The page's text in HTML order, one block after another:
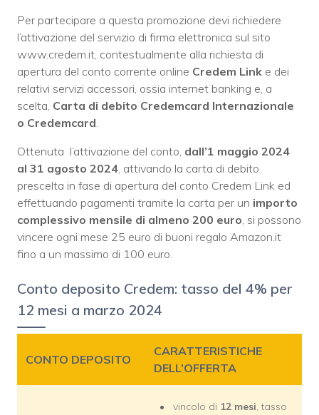
Per partecipare a questa promozione devi richiedere
l’attivazione del servizio di firma elettronica sul sito
www.credem.it, contestualmente alla richiesta di
apertura del conto corrente online Credem Link e dei
relativi servizi accessori, ossia internet banking e, a
scelta, Carta di debito Credemcard Internazionale
o Credemcard.
Ottenuta l’attivazione del conto, dall’1 maggio 2024
al 31 agosto 2024, attivando la carta di debito
prescelta in fase di apertura del conto Credem Link ed
effettuando pagamenti tramite la carta per un importo
complessivo mensile di almeno 200 euro, si possono
vincere ogni mese 25 euro di buoni regalo Amazon.it
fino a un massimo di 100 euro.
Conto deposito Credem: tasso del 4% per
12 mesi a marzo 2024
CONTO DEPOSITO
CARATTERISTICHE
DELL’OFFERTA
vincolo di 12 mesi, tasso